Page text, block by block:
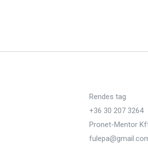
Rendes tag
+36 30 207 3264
Pronet-Mentor